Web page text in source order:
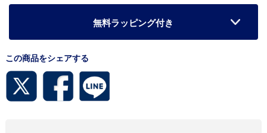
無料ラッピング付き
この商品をシェアする